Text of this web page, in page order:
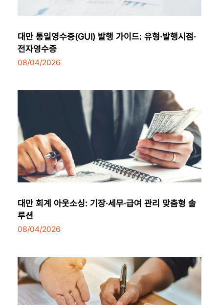
대만 통일영수증(GUI) 발행 가이드: 유형·발행시점·
전자영수증
08/04/2026
대만 회계 아웃소싱: 기장·세무·급여 관리 맞춤형 솔
루션
08/04/2026